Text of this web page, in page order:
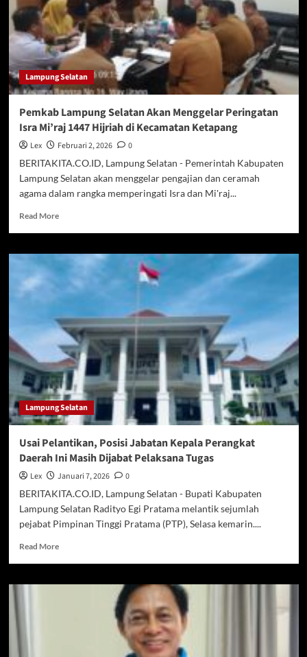
Usai
Dilantik
Menjadi
Sekda
Lampura
Lampung Selatan
Pemkab Lampung Selatan Akan Menggelar Peringatan
Isra Mi’raj 1447 Hijriah di Kecamatan Ketapang
Lex Februari 2, 2026
0
BERITAKITA.CO.ID, Lampung Selatan - Pemerintah Kabupaten
Lampung Selatan akan menggelar pengajian dan ceramah
agama dalam rangka memperingati Isra dan Mi'raj...
Read MoreRead
Pemkab
Lampung
Selatan
Peringatan
Isra
Mi’raj
1447
Hijriah
di
Kecamatan
Ketapang
Lampung Selatan
Usai Pelantikan, Posisi Jabatan Kepala Perangkat
Daerah Ini Masih Dijabat Pelaksana Tugas
Lex Januari 7, 2026
0
BERITAKITA.CO.ID, Lampung Selatan - Bupati Kabupaten
Lampung Selatan Radityo Egi Pratama melantik sejumlah
pejabat Pimpinan Tinggi Pratama (PTP), Selasa kemarin....
Read MoreRead
Usai